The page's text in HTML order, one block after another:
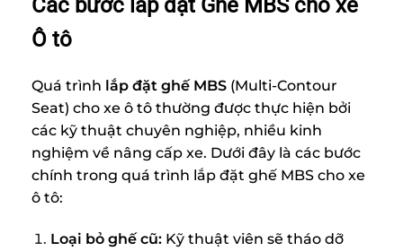
Các bước lắp đặt Ghế MBS cho xe
Ô tô
Quá trình lắp đặt ghế MBS (Multi-Contour
Seat) cho xe ô tô thường được thực hiện bởi
các kỹ thuật chuyên nghiệp, nhiều kinh
nghiệm về nâng cấp xe. Dưới đây là các bước
chính trong quá trình lắp đặt ghế MBS cho xe
ô tô:
Loại bỏ ghế cũ:Kỹ thuật viên sẽ tháo dỡ